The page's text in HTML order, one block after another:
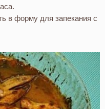
в форму для запекания с